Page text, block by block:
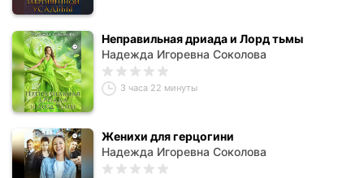
Неправильная дриада и Лорд тьмы
Надежда Игоревна Соколова
3 часа 22 минуты
Женихи для герцогини
Надежда Игоревна Соколова